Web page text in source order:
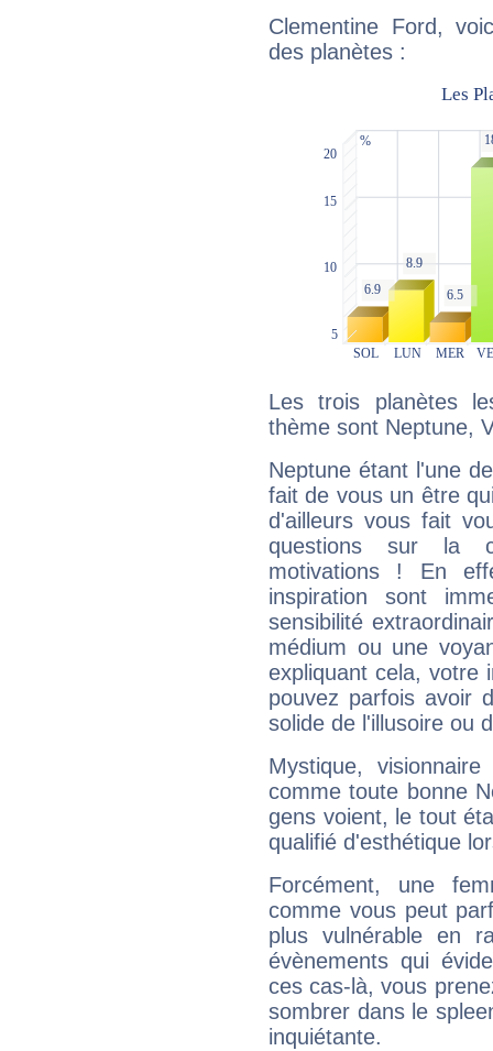
Clementine Ford,
des planètes :
Les trois planètes
thème sont Neptune,
Neptune étant l'une
fait de vous un être
d'ailleurs vous fait
questions sur la
motivations ! En
inspiration sont
sensibilité
médium ou une
expliquant cela, votre
pouvez parfois avoir
solide de l'illusoire ou
Mystique,
comme toute bonne
gens voient, le tout
qualifié d'esthétique
Forcément, une
comme vous peut
plus vulnérable en
évènements qui
ces cas-là, vous
sombrer dans le
inquiétante.